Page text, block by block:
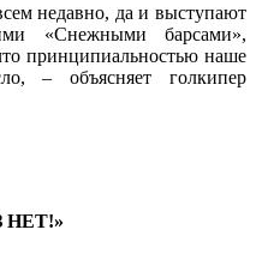
недавно, да и выступают
«Снежными барсами»,
принципиальностью наше
– объясняет голкипер
НЕТ!»